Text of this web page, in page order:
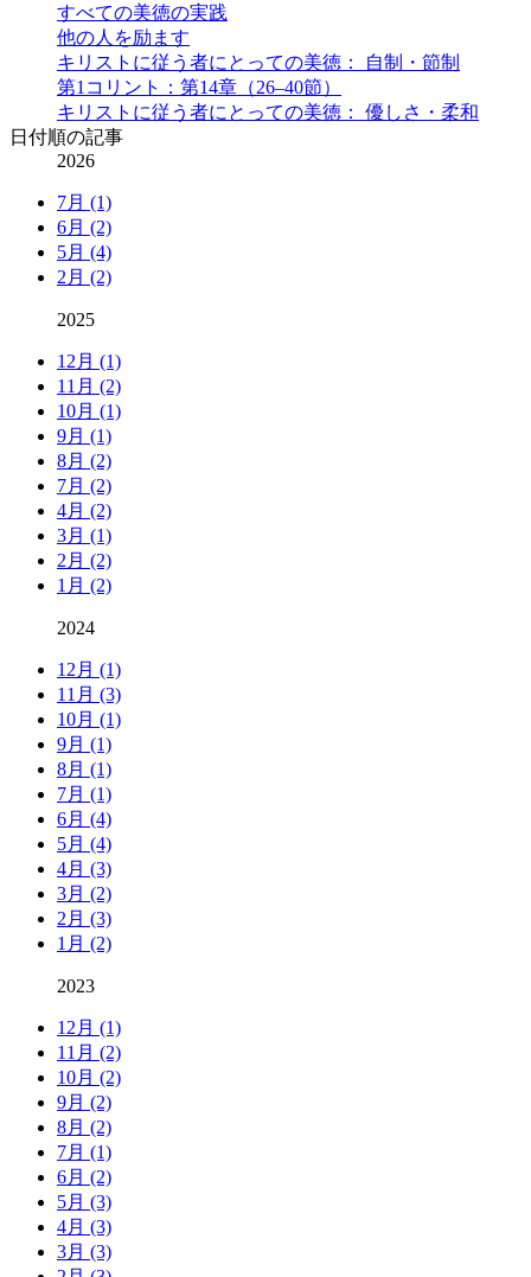
すべての美徳の実践
他の人を励ます
キリストに従う者にとっての美徳： 自制・節制
第1コリント：第14章（26–40節）
キリストに従う者にとっての美徳： 優しさ・柔和
日付順の記事
2026
7月 (1)
6月 (2)
5月 (4)
2月 (2)
2025
12月 (1)
11月 (2)
10月 (1)
9月 (1)
8月 (2)
7月 (2)
4月 (2)
3月 (1)
2月 (2)
1月 (2)
2024
12月 (1)
11月 (3)
10月 (1)
9月 (1)
8月 (1)
7月 (1)
6月 (4)
5月 (4)
4月 (3)
3月 (2)
2月 (3)
1月 (2)
2023
12月 (1)
11月 (2)
10月 (2)
9月 (2)
8月 (2)
7月 (1)
6月 (2)
5月 (3)
4月 (3)
3月 (3)